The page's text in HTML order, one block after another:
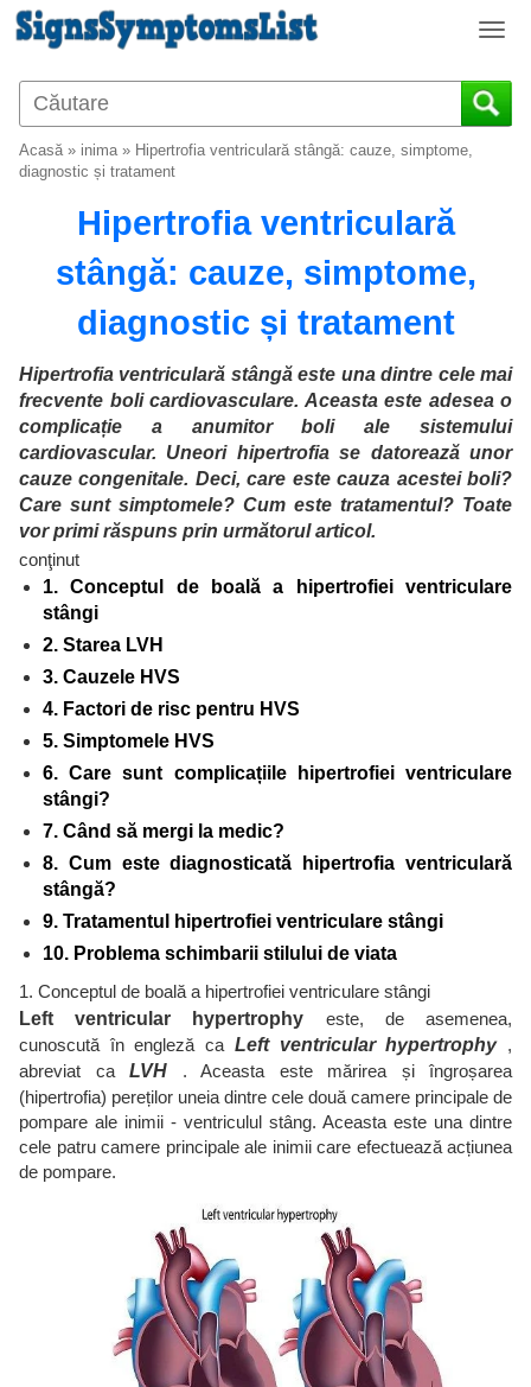
T
g
g
i
o
n
Acasă» inima» Hipertrofia ventriculară stângă: cauze, simptome,
diagnostic și tratament
Hipertrofia ventriculară
stângă: cauze, simptome,
diagnostic și tratament
Hipertrofia ventriculară stângă este una dintre cele mai
frecvente boli cardiovasculare. Aceasta este adesea o
complicație a anumitor boli ale sistemului
cardiovascular. Uneori hipertrofia se datorează unor
cauze congenitale. Deci, care este cauza acestei boli?
Care sunt simptomele? Cum este tratamentul? Toate
vor primi răspuns prin următorul articol.
conţinut
1. Conceptul de boală a hipertrofiei ventriculare
stângi
2. Starea LVH
3. Cauzele HVS
4. Factori de risc pentru HVS
5. Simptomele HVS
6. Care sunt complicațiile hipertrofiei ventriculare
stângi?
7. Când să mergi la medic?
8. Cum este diagnosticată hipertrofia ventriculară
stângă?
9. Tratamentul hipertrofiei ventriculare stângi
10. Problema schimbarii stilului de viata
1. Conceptul de boală a hipertrofiei ventriculare stângi
Left ventricular hypertrophy este, de asemenea,
cunoscută în engleză ca Left ventricular hypertrophy,
abreviat ca LVH . Aceasta este mărirea și îngroșarea
(hipertrofia) pereților uneia dintre cele două camere principale de
pompare ale inimii - ventriculul stâng. Aceasta este una dintre
cele patru camere principale ale inimii care efectuează acțiunea
de pompare.